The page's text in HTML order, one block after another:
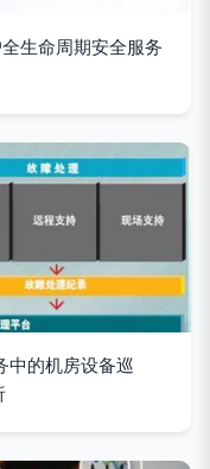
生命周期安全服务
中的机房设备巡